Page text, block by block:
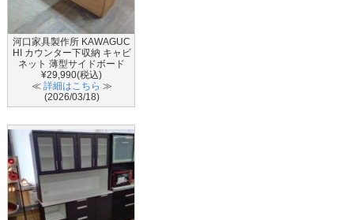
河口家具製作所 KAWAGUC
HI カウンター下収納 キャビ
ネット 薄型サイドボード
¥29,990(税込)
≪ 詳細はこちら ≫
(2026/03/18)